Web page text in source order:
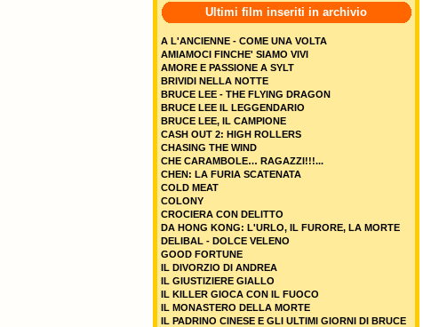
Ultimi film inseriti in archivio
A L'ANCIENNE - COME UNA VOLTA
AMIAMOCI FINCHE' SIAMO VIVI
AMORE E PASSIONE A SYLT
BRIVIDI NELLA NOTTE
BRUCE LEE - THE FLYING DRAGON
BRUCE LEE IL LEGGENDARIO
BRUCE LEE, IL CAMPIONE
CASH OUT 2: HIGH ROLLERS
CHASING THE WIND
CHE CARAMBOLE… RAGAZZI!!!...
CHEN: LA FURIA SCATENATA
COLD MEAT
COLONY
CROCIERA CON DELITTO
DA HONG KONG: L'URLO, IL FURORE, LA MORTE
DELIBAL - DOLCE VELENO
GOOD FORTUNE
IL DIVORZIO DI ANDREA
IL GIUSTIZIERE GIALLO
IL KILLER GIOCA CON IL FUOCO
IL MONASTERO DELLA MORTE
IL PADRINO CINESE E GLI ULTIMI GIORNI DI BRUCE